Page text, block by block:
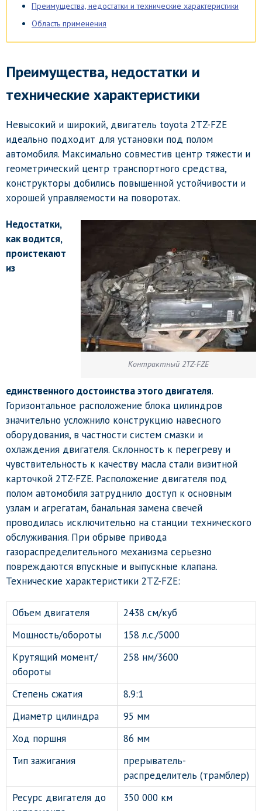
Преимущества, недостатки и технические характеристики
Область применения
Преимущества, недостатки и
технические характеристики
Невысокий и широкий, двигатель toyota 2TZ-FZE
идеально подходит для установки под полом
автомобиля. Максимально совместив центр тяжести и
геометрический центр транспортного средства,
конструкторы добились повышенной устойчивости и
хорошей управляемости на поворотах.
Контрактный 2TZ-FZE
Недостатки,
как водится,
проистекают
из
единственного достоинства этого двигателя.
Горизонтальное расположение блока цилиндров
значительно усложнило конструкцию навесного
оборудования, в частности систем смазки и
охлаждения двигателя. Склонность к перегреву и
чувствительность к качеству масла стали визитной
карточкой 2TZ-FZE. Расположение двигателя под
полом автомобиля затруднило доступ к основным
узлам и агрегатам, банальная замена свечей
проводилась исключительно на станции технического
обслуживания. При обрыве привода
газораспределительного механизма серьезно
повреждаются впускные и выпускные клапана.
Технические характеристики 2TZ-FZE:
Объем двигателя
2438 см/куб
Мощность/обороты
158 л.с./5000
Крутящий момент/
обороты
258 нм/3600
Степень сжатия
8.9:1
Диаметр цилиндра
95 мм
Ход поршня
86 мм
Тип зажигания
прерыватель-
распределитель (трамблер)
Ресурс двигателя до
350 000 км